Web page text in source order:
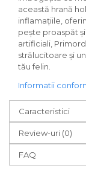
această hrană
inflamațiile,
pește proaspăt
artificiali,
strălucitoare și
tău felin.
Informatii
Caracteristici
Review-uri (0)
FAQ